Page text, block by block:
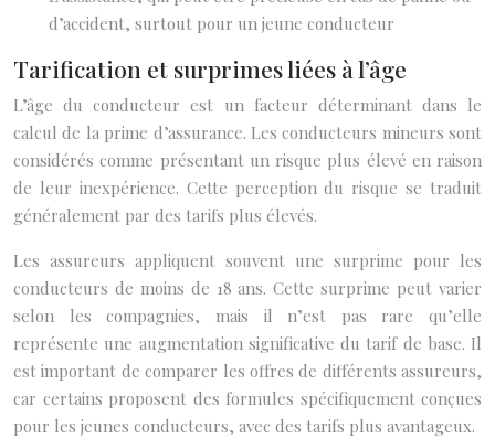
d’accident, surtout pour un jeune conducteur
Tarification et surprimes liées à l’âge
L’âge du conducteur est un facteur déterminant dans le
calcul de la prime d’assurance. Les conducteurs mineurs sont
considérés comme présentant un risque plus élevé en raison
de leur inexpérience. Cette perception du risque se traduit
généralement par des tarifs plus élevés.
Les assureurs appliquent souvent une surprime pour les
conducteurs de moins de 18 ans. Cette surprime peut varier
selon les compagnies, mais il n’est pas rare qu’elle
représente une augmentation significative du tarif de base. Il
est important de comparer les offres de différents assureurs,
car certains proposent des formules spécifiquement conçues
pour les jeunes conducteurs, avec des tarifs plus avantageux.